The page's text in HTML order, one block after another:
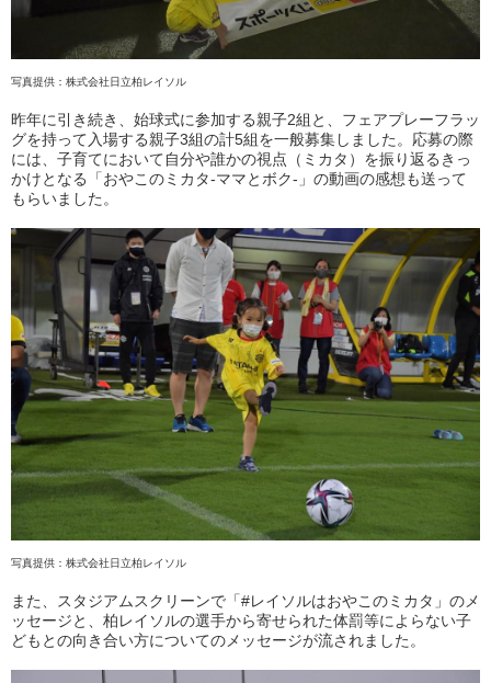
写真提供：株式会社日立柏レイソル
昨年に引き続き、始球式に参加する親子2組と、フェアプレーフラッ
グを持って入場する親子3組の計5組を一般募集しました。応募の際
には、子育てにおいて自分や誰かの視点（ミカタ）を振り返るきっ
かけとなる
「おやこのミカタ-ママとボク-」 の動画の感想も送って
もらいました。
写真提供：株式会社日立柏レイソル
また、スタジアムスクリーンで 「#レイソルはおやこのミカタ」 のメ
ッセージと、柏レイソルの選手から寄せられた体罰等によらない子
どもとの向き合い方についてのメッセージが流されました。